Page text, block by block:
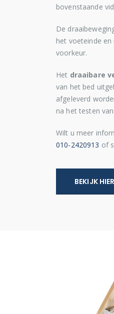
bovenstaande
De
het voeteinde
voorkeur.
Het draaibare
van het bed
afgeleverd
na het testen
Wilt u meer
010-2420913 of
BEKIJK